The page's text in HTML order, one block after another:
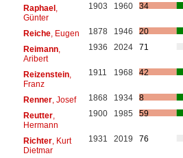
Raphael,
Günter
1903 1960 34
Reiche, Eugen 1878 1946
20
Reimann,
Aribert
1936 2024 71
Reizenstein,
Franz
1911 1968 42
Renner, Josef 1868 1934
8
Reutter,
Hermann
1900 1985 59
Richter, Kurt
Dietmar
1931 2019 76